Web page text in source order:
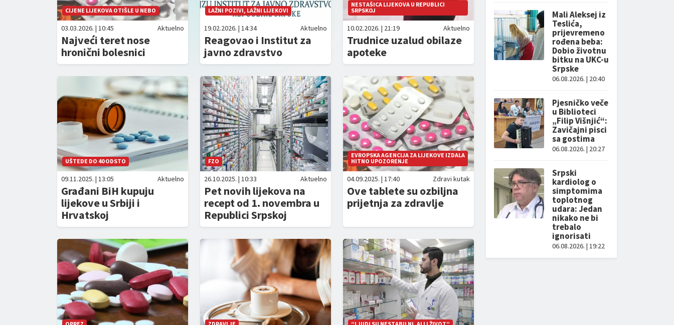
CIJENE LIJEKOVA OTIŠLE U NEBO
03.03.2026. | 10:45 Aktuelno
Najveći teret nose
hronični bolesnici
LAŽNI POZIVI, LAŽNI LIJEKOVI
19.02.2026. | 14:34 Aktuelno
Reagovao i Institut za
javno zdravstvo
NESTAŠICA LIJEKOVA U REPUBLICI
SRPSKOJ
10.02.2026. | 21:19 Aktuelno
Trudnice uzalud obilaze
apoteke
UŠTEDE DO 40 ODSTO
09.11.2025. | 13:05 Aktuelno
Građani BiH kupuju
lijekove u Srbiji i
Hrvatskoj
FZO
26.10.2025. | 10:33 Aktuelno
Pet novih lijekova na
recept od 1. novembra u
Republici Srpskoj
EVROPSKA AGENCIJA ZA LIJEKOVE IZDALA
HITNO UPOZORENJE
04.09.2025. | 17:40 Zdravi kutak
Ove tablete su ozbiljna
prijetnja za zdravlje
Mali Aleksej iz
Teslića,
prijevremeno
rođena beba:
Dobio životnu
bitku na UKC-u
Srpske
06.08.2026. | 20:40
Pjesničko veče
u Biblioteci
„Filip Višnjić“:
Zavičajni pisci
sa gostima
06.08.2026. | 20:27
Srpski
kardiolog o
simptomima
toplotnog
udara: Jedan
nikako ne bi
trebalo
ignorisati
06.08.2026. | 19:22